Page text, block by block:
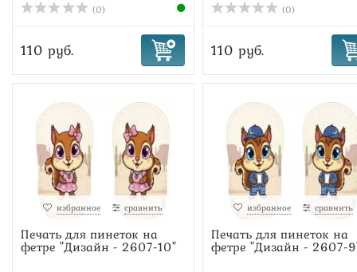
(0)
110 руб.
(0)
110 руб.
избранное сравнить
Печать для пинеток на
фетре "Дизайн - 2607-10"
избранное сравнить
Печать для пинеток на
фетре "Дизайн - 2607-